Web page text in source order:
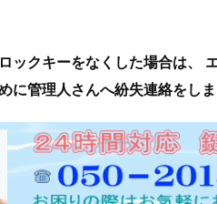
ックキーをなくした場合は、
に管理人さんへ紛失連絡をしま